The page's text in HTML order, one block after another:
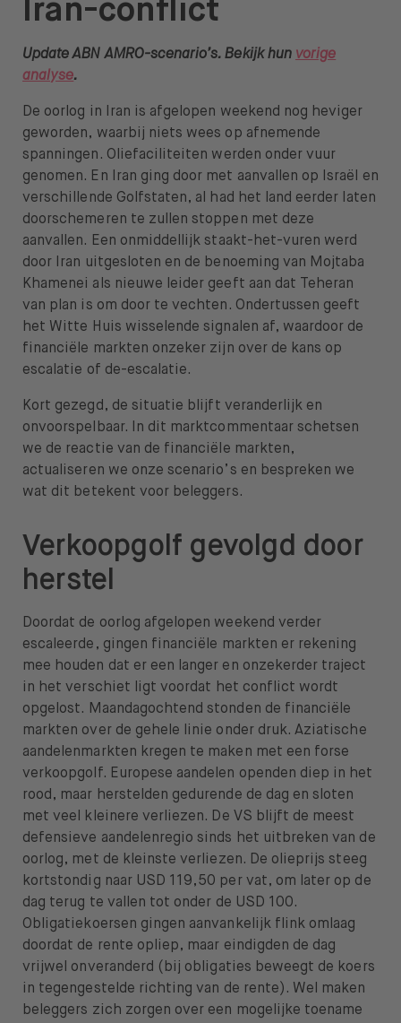
Over BUX
Vacatures
Pers
Help
FAQ
Overstappen
NL
Open taal menu
Iran-conflict
Update ABN AMRO-scenario’s. Bekijk hun vorige
analyse.
De oorlog in Iran is afgelopen weekend nog heviger
geworden, waarbij niets wees op afnemende
spanningen. Oliefaciliteiten werden onder vuur
genomen. En Iran ging door met aanvallen op Israël en
verschillende Golfstaten, al had het land eerder laten
doorschemeren te zullen stoppen met deze
aanvallen. Een onmiddellijk staakt-het-vuren werd
door Iran uitgesloten en de benoeming van Mojtaba
Khamenei als nieuwe leider geeft aan dat Teheran
van plan is om door te vechten. Ondertussen geeft
het Witte Huis wisselende signalen af, waardoor de
financiële markten onzeker zijn over de kans op
escalatie of de-escalatie.
Kort gezegd, de situatie blijft veranderlijk en
onvoorspelbaar. In dit marktcommentaar schetsen
we de reactie van de financiële markten,
actualiseren we onze scenario’s en bespreken we
wat dit betekent voor beleggers.
Verkoopgolf gevolgd door
herstel
Doordat de oorlog afgelopen weekend verder
escaleerde, gingen financiële markten er rekening
mee houden dat er een langer en onzekerder traject
in het verschiet ligt voordat het conflict wordt
opgelost. Maandagochtend stonden de financiële
markten over de gehele linie onder druk. Aziatische
aandelenmarkten kregen te maken met een forse
verkoopgolf. Europese aandelen openden diep in het
rood, maar herstelden gedurende de dag en sloten
met veel kleinere verliezen. De VS blijft de meest
defensieve aandelenregio sinds het uitbreken van de
oorlog, met de kleinste verliezen. De olieprijs steeg
kortstondig naar USD 119,50 per vat, om later op de
dag terug te vallen tot onder de USD 100.
Obligatiekoersen gingen aanvankelijk flink omlaag
doordat de rente opliep, maar eindigden de dag
vrijwel onveranderd (bij obligaties beweegt de koers
in tegengestelde richting van de rente). Wel maken
beleggers zich zorgen over een mogelijke toename